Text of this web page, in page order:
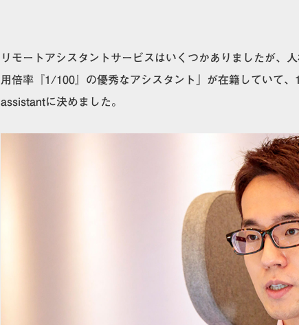
リモートアシスタントサービスはいくつかありましたが、
用倍率『1/100』の優秀なアシスタント」が在籍していて
assistantに決めました。